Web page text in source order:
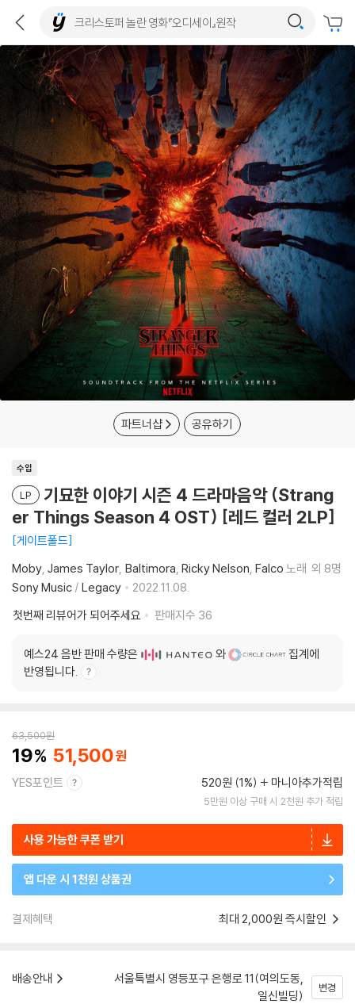
파트너샵 공유하기
수입
LP
기묘한 이야기 시즌 4 드라마음악 (Strang
er Things Season 4 OST) [레드 컬러 2LP]
게이트폴드
Moby James Taylor Baltimora Ricky Nelson Falco 노래 외 8명
Sony Music / Legacy
2022.11.08.
첫번째 리뷰어가 되어주세요
판매지수 36
예스24 음반 판매 수량은 와
집계에
반영됩니다.
63,500원
19 51,500
YES포인트 520원 (1%) 마니아추가적립
5만원 이상 구매 시 2천원 추가 적립
사용 가능한 쿠폰 받기
앱 다운 시 1천원 상품권
결제혜택 최대 2,000원 즉시할인
배송안내
서울특별시 영등포구 은행로 11(여의도동,
일신빌딩)
변경